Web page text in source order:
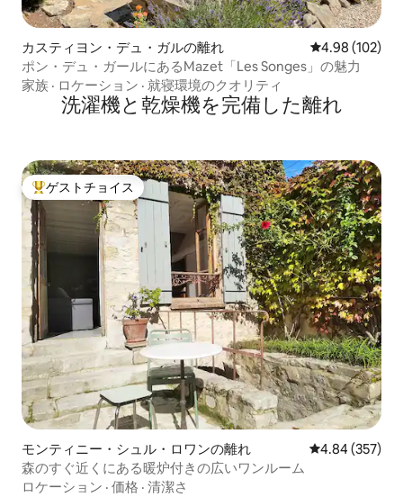
カスティヨン・デュ・ガルの離れ レビュー102
4.98 (102)
ポン・デュ・ガールにあるMazet「Les Songes」の魅力
家族 · ロケーション · 就寝環境のクオリティ
洗濯機と乾燥機を完備した離れ
大好評のゲストチョイスです。
ゲストチョイス
モンティニー・シュル・ロワンの離れ レビュー357
4.84 (357)
森のすぐ近くにある暖炉付きの広いワンルーム
ロケーション · 価格 · 清潔さ